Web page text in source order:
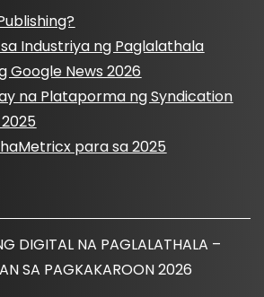
Industriya ng Paglalathala
Google News 2026
na Plataporma ng Syndication
para sa 2025
DIGITAL NA PAGLALATHALA –
SA PAGKAKAROON 2026